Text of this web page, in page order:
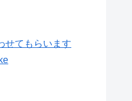
せてもらいます